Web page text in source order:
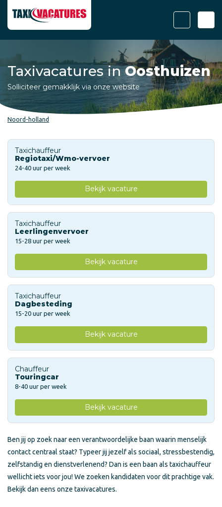
Taxivacatures inOosthuizen
Solliciteer gemakklijk via onze website
Noord-holland
Taxichauffeur
Regiotaxi/Wmo-vervoer
24-40 uur per week
Bekijk vacature
Taxichauffeur
Leerlingenvervoer
15-28 uur per week
Bekijk vacature
Taxichauffeur
Dagbesteding
15-20 uur per week
Bekijk vacature
Chauffeur
Touringcar
8-40 uur per week
Bekijk vacature
Ben jij op zoek naar een verantwoordelijke baan waarin menselijk
contact centraal staat? Typeer jij jezelf als sociaal, stressbestendig,
zelfstandig en dienstverlenend? Dan is een baan als taxichauffeur
wellicht iets voor jou! We zoeken kandidaten voor dit prachtige vak.
Bekijk dan eens onze taxivacatures.